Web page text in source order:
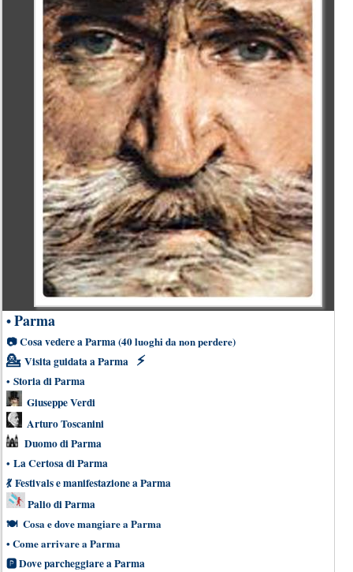
•Parma
📷 Cosa vedere a Parma(40 luoghi da non perdere)
💁 Visita guidata a Parma ⚡
• Storia di Parma
Giuseppe Verdi
Arturo Toscanini
Duomo di Parma
• La Certosa di Parma
💃 Festivals e manifestazione a Parma
Palio di Parma
🍽 Cosa e dove mangiare a Parma
• Come arrivare a Parma
🅿Dove parcheggiare a Parma